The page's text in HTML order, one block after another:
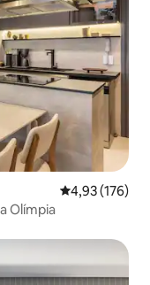
4,93 av 5 i
4,93 (176)
Olímpia